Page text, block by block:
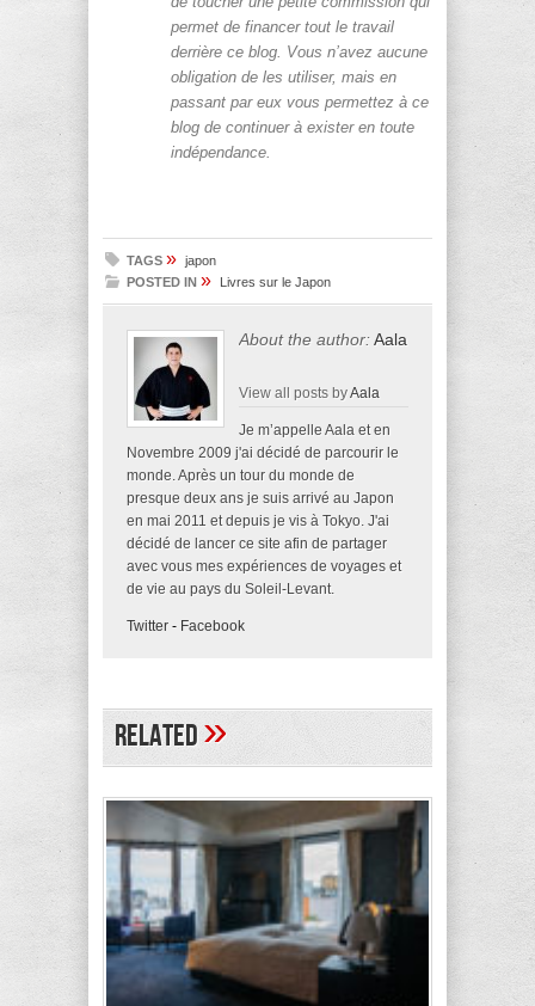
permet de financer tout le travail
derrière ce blog. Vous n’avez aucune
obligation de les utiliser, mais en
passant par eux vous permettez à ce
blog de continuer à exister en toute
indépendance.
TAGS » japon
POSTED IN » Livres sur le Japon
About the author:Aala
View all posts byAala
Je m’appelle Aala et en
Novembre 2009 j'ai décidé de parcourir le
monde. Après un tour du monde de
presque deux ans je suis arrivé au Japon
en mai 2011 et depuis je vis à Tokyo. J'ai
décidé de lancer ce site afin de partager
avec vous mes expériences de voyages et
de vie au pays du Soleil-Levant.
Twitter - Facebook
Related»